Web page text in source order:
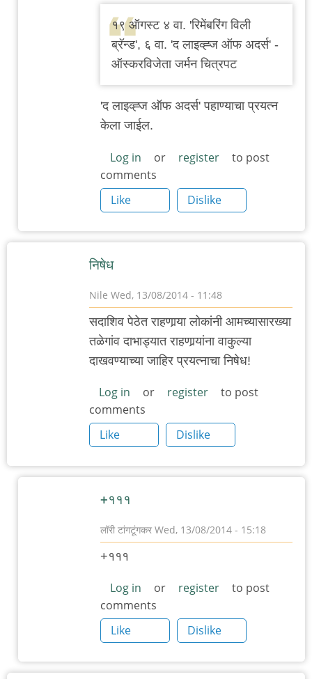
reply
to
पुण्यात
महोत्सव
चिंतातुर
जंतू
१९ ऑगस्ट ४ वा. 'रिमेंबरिंग विली
ब्रॅन्ड', ६ वा. 'द लाइव्ह्ज ऑफ अदर्स' -
ऑस्करविजेता जर्मन चित्रपट
'द लाइव्ह्ज ऑफ अदर्स' पहाण्याचा प्रयत्न
केला जाईल.
Log in or register
to post
comments
Like
Dislike
निषेध
Nile Wed, 13/08/2014 - 11:48
सदाशिव पेठेत राहणार्‍या लोकांनी आमच्यासारख्या
तळेगांव दाभाड्यात राहणार्‍यांना वाकुल्या
दाखवण्याच्या जाहिर प्रयत्नाचा निषेध!
Log in or register
to post
comments
Like
Dislike
+१११
लॉरी टांगटूंगकर Wed, 13/08/2014 - 15:18
In
निषेध
by
Nile
+१११
Log in or register
to post
comments
Like
Dislike